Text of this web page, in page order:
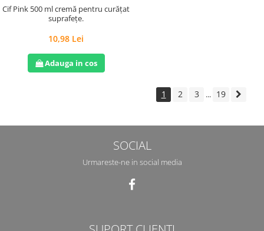
Cif Pink 500 ml cremă pentru curățat
suprafețe.
10,98 Lei
Adauga in cos
1 2 3 ... 19
SOCIAL
Urmareste-ne in social media